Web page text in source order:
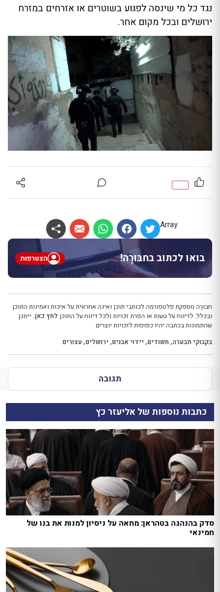
נגד כל מי שינסה לפגוע בשוטרים או אזרחים במזרח
ירושלים ובכל מקום אחר.
Array
בואו לכתוב בחבּוּרֶה! הצטרפות
חבּוּרֶה מספקת פלטפורמה לכותבי תוכן ואינה אחראית על איכות ואמינות התוכן
ובכלל. לדיווח על טעות או הפרת זכויות ולכל דיווח על התוכן לחץ כאן. ייתכן
שהתמונות בכתבה יהיו כפופות לזכויות יוצרים
בקבוקי תבערה, חשודים, יידוי אבנים, ירושלים, עצורים
תגובה
כתבות נוספות של אליעזר כץ
סדק בהנהגה בטהראן: מחאה על ניסיון למנות את בנו של
חמינאי